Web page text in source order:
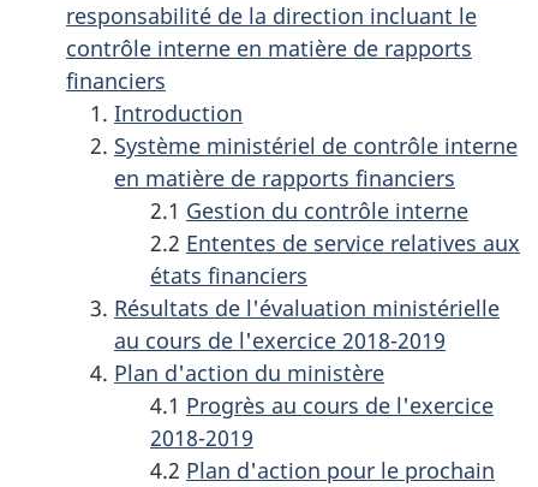
responsabilité de la direction incluant le
contrôle interne en matière de rapports
financiers
Introduction
Système ministériel de contrôle interne
en matière de rapports financiers
2.1 Gestion du contrôle interne
2.2 Ententes de service relatives aux
états financiers
Résultats de l'évaluation ministérielle
au cours de l'exercice 2018-2019
Plan d'action du ministère
4.1 Progrès au cours de l'exercice
2018-2019
4.2 Plan d'action pour le prochain